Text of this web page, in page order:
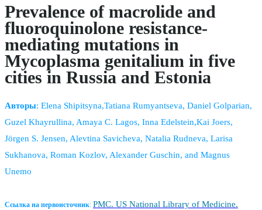
Prevalence of macrolide and
fluoroquinolone resistance-
mediating mutations in
Mycoplasma genitalium in five
cities in Russia and Estonia
Авторы: Elena Shipitsyna,Tatiana Rumyantseva, Daniel Golparian,
Guzel Khayrullina, Amaya C. Lagos, Inna Edelstein,Kai Joers,
Jörgen S. Jensen, Alevtina Savicheva, Natalia Rudneva, Larisa
Sukhanova, Roman Kozlov, Alexander Guschin, and Magnus
Unemo
Ссылка на первоисточник: PMC. US National Library of Medicine.